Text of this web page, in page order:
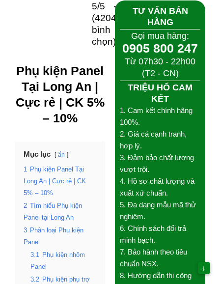
5/5 -
(4204
bình
chọn)
Phụ kiện Panel
Tại Long An |
Cực rẻ | CK 5%
– 10%
Mục lục ẩn
1
Phụ kiện Panel Tại
Long An | Cực rẻ | CK
5% – 10%
2 Tìm hiểu Phụ kiện
Panel tại Long An
3 Phân loại Phụ kiện
Panel
3.1
Phụ kiện nhôm
Panel
3.2 Phụ kiện phụ trợ
TƯ VẤN BÁN
HÀNG
Gọi mua hàng:
0905 800 247
Từ 07h30 - 22h00
(T2 - CN)
TRIỆU HỔ CAM
KẾT
1. Cam kết chính hãng
100%.
2. Giá cả cạnh tranh,
hợp lý.
3. Đảm bảo chất lượng
vượt trội.
4. Hồ sơ chất lượng và
xuất xứ chuẩn.
5. Đa dạng mẫu mã thử
nghiệm.
6. Chính sách đổi trả
minh bạch.
7. Bảo hành theo tiêu
chuẩn NSX.
8. Hướng dẫn thi công
↓